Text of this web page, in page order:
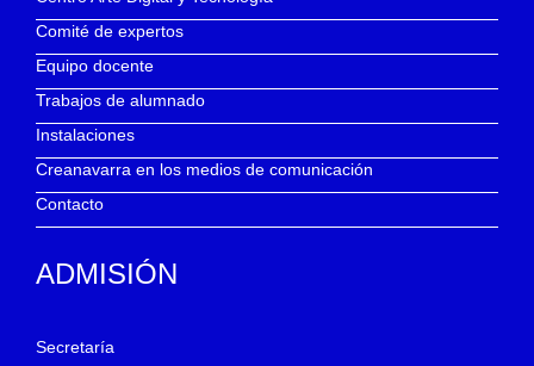
Comité de expertos
Equipo docente
Trabajos de alumnado
Instalaciones
Creanavarra en los medios de comunicación
Contacto
ADMISIÓN
Secretaría